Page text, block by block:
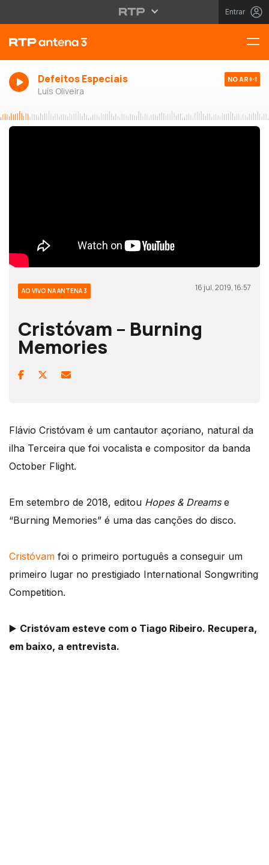
Entrar
Defeitos Especiais
Luís Oliveira
NO AR
AO VIVO NA ANTENA 3 16 jul, 2019, 16:57
Cristóvam – Burning
Memories
Flávio Cristóvam é um cantautor açoriano, natural da
ilha Terceira que foi vocalista e compositor da banda
October Flight.
Em setembro de 2018, editou Hopes & Dreamse
“Burning Memories” é uma das canções do disco.
Cristóvam foi o primeiro português a conseguir um
primeiro lugar no prestigiado International Songwriting
Competition.
▶️ Cristóvam esteve com o Tiago Ribeiro. Recupera,
em baixo, a entrevista.